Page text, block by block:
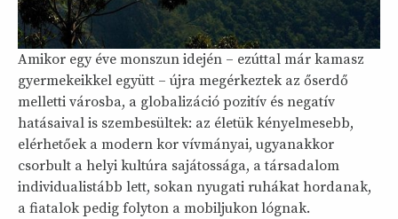
Amikor egy éve monszun idején – ezúttal már kamasz
gyermekeikkel együtt – újra megérkeztek az őserdő
melletti városba, a globalizáció pozitív és negatív
hatásaival is szembesültek: az életük kényelmesebb,
elérhetőek a modern kor vívmányai, ugyanakkor
csorbult a helyi kultúra sajátossága, a társadalom
individualistább lett, sokan nyugati ruhákat hordanak,
a fiatalok pedig folyton a mobiljukon lógnak.